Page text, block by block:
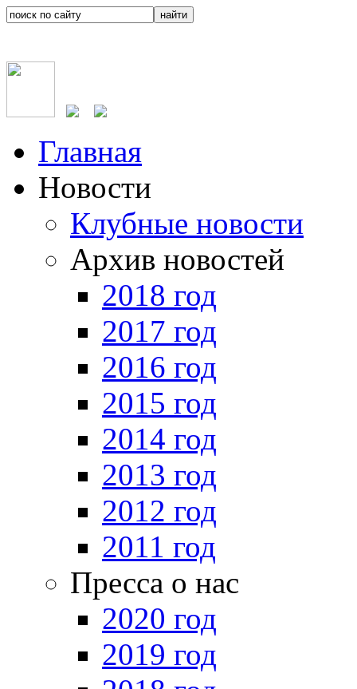
Главная
Новости
Клубные новости
Архив новостей
2018 год
2017 год
2016 год
2015 год
2014 год
2013 год
2012 год
2011 год
Пресса о нас
2020 год
2019 год